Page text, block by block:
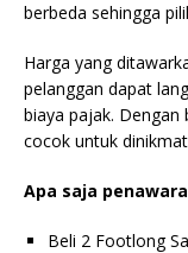
berbeda sehingga
Harga yang
pelanggan dapat
biaya pajak.
cocok untuk
Apa saja
Beli 2 Footlong